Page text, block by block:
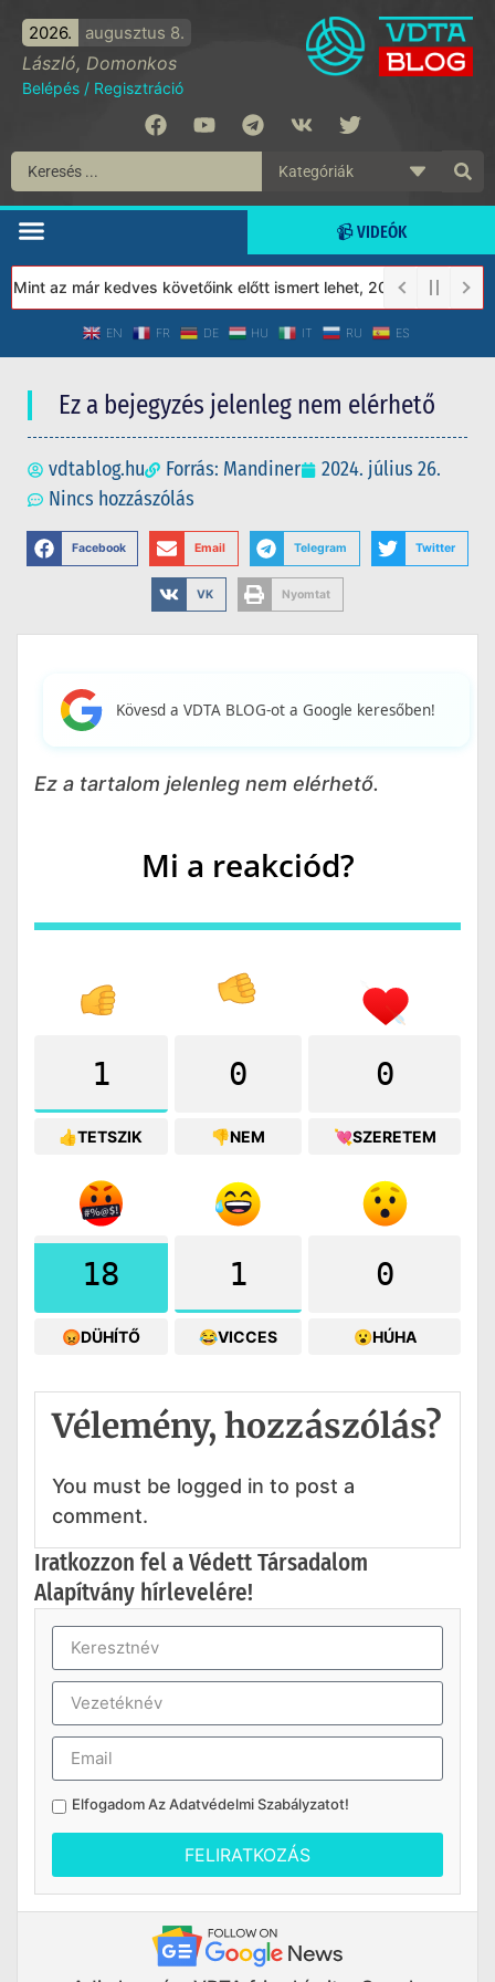
2026. augusztus 8.
László, Domonkos
Belépés / Regisztráció
📹 VIDEÓK
az már kedves követőink előtt ismert lehet, 2023-tól a Védett
EN FR DE HU IT RU ES
Ez a bejegyzés jelenleg nem elérhető
vdtablog.hu Forrás: Mandiner
2024. július 26.
Nincs hozzászólás
Facebook Email Telegram Twitter
VK Nyomtat
Kövesd a VDTA BLOG-ot a Google keresőben!
Ez a tartalom jelenleg nem elérhető.
Mi a reakciód?
1
👍TETSZIK
0
👎NEM
0
💘SZERETEM
18
😡DÜHÍTŐ
1
😂VICCES
0
😮HÚHA
Vélemény, hozzászólás?
You must be logged in to post a
comment.
Iratkozzon fel a Védett Társadalom
Alapítvány hírlevelére!
Elfogadom AzAdatvédelmi Szabályzatot!
FELIRATKOZÁS